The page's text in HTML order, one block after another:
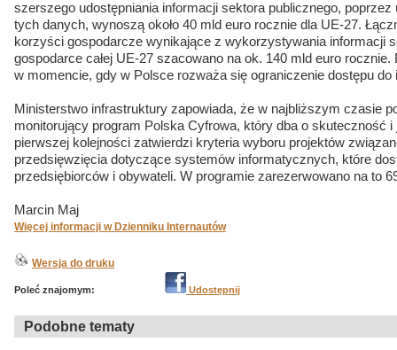
szerszego udostępniania informacji sektora publicznego, poprzez
tych danych, wynoszą około 40 mld euro rocznie dla UE-27.
korzyści gospodarcze wynikające z wykorzystywania informacji
gospodarce całej UE-27 szacowano na ok. 140 mld euro
w momencie, gdy w Polsce rozważa się ograniczenie dostępu do
Ministerstwo infrastruktury zapowiada, że w najbliższym czasie
monitorujący program Polska Cyfrowa, który dba o skuteczność
pierwszej kolejności zatwierdzi kryteria wyboru projektów
przedsięwzięcia dotyczące systemów informatycznych, które
przedsiębiorców i obywateli. W programie zarezerwowano na to
Marcin Maj
Więcej informacji w Dzienniku Internautów
Wersja do druku
Poleć znajomym: Udostępnij
Podobne tematy